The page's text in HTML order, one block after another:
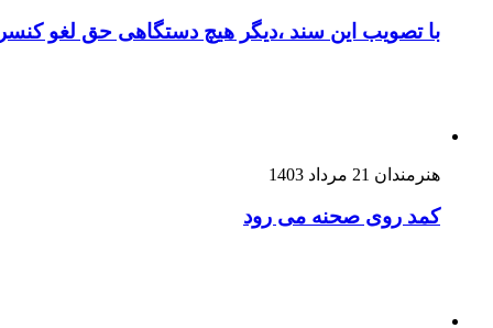
با تصویب این سند ،دیگر هیچ دستگاهی حق لغو
هنرمندان 21 مرداد 1403
کمد روی صحنه می رود